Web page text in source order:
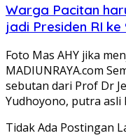
Warga Pacitan
jadi Presiden RI ke
Foto Mas AHY jika
MADIUNRAYA.com
sebutan dari Prof Dr
Yudhoyono, putra asli
Tidak Ada Postingan